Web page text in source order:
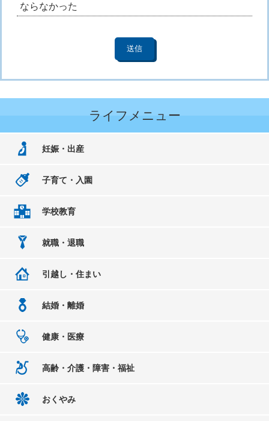
ならなかった
ライフメニュー
妊娠・出産
子育て・入園
学校教育
就職・退職
引越し・住まい
結婚・離婚
健康・医療
高齢・介護・障害・福祉
おくやみ